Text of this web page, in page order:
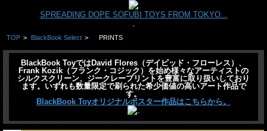
SPREADING DOPE SOFUBI TOYS FROM TOKYO...
TOP > BlackBook Select > PRINTS
BlackBook ToyではDavid Flores（デイビッド・フローレス）、
Frank Kozik（フランク・コジック）を始め様々なアーティストの
シルクスクリーン、ジークレープリントを豊富に取り扱いしており
ます。いずれも数量限定で刷られた希少価値の高いアート作品で
す。
BlackBook Toyオリジナルポスター作品はこちらから。